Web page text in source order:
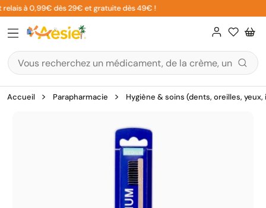
Aller
au
contenu
à 0,99€ dès 29€ et gratuite dès 49€ !
Accueil Parapharmacie Hygiène & soins (dents, oreilles,